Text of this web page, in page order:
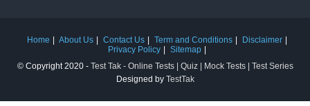
Home About Us Contact Us Term and Conditions
Disclaimer
Privacy Policy
Sitemap
© Copyright 2020 - Test Tak - Online Tests | Quiz | Mock Tests | Test Series
Designed by TestTak